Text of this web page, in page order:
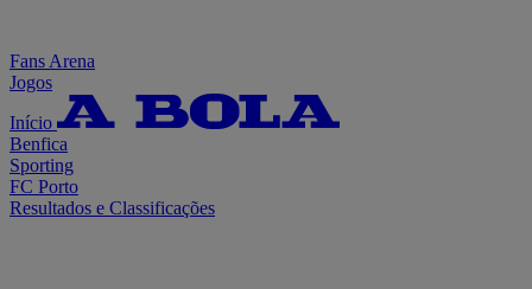
Fans Arena
Jogos
Início
Benfica
Sporting
FC Porto
Resultados e Classificações